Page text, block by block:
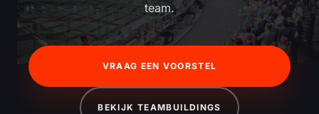
team.
VRAAG EEN VOORSTEL
BEKIJK TEAMBUILDINGS